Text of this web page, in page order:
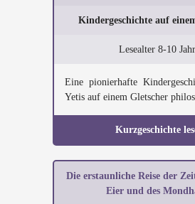
Kindergeschichte auf
Lesealter 8-10
Eine pionierhafte
Yetis auf einem Gletscher
Kurzgeschichte
Die erstaunliche Reise der
Eier und des